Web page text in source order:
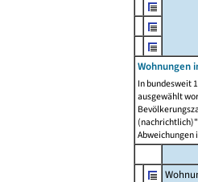
Wohnungen
In bundesweit
ausgewählt
Abweichungen